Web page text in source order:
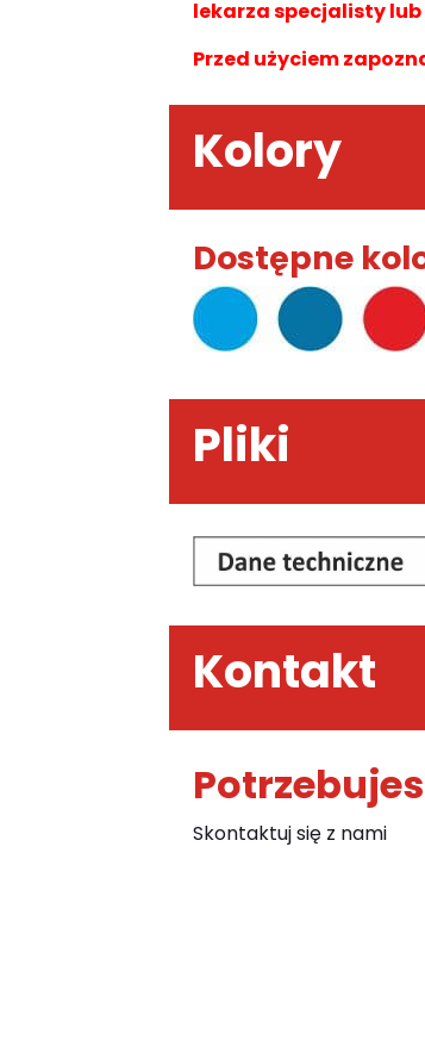
lekarza specjalisty
Przed użyciem
Kolory
Dostępne
Pliki
Kontakt
Skontaktuj się z nami